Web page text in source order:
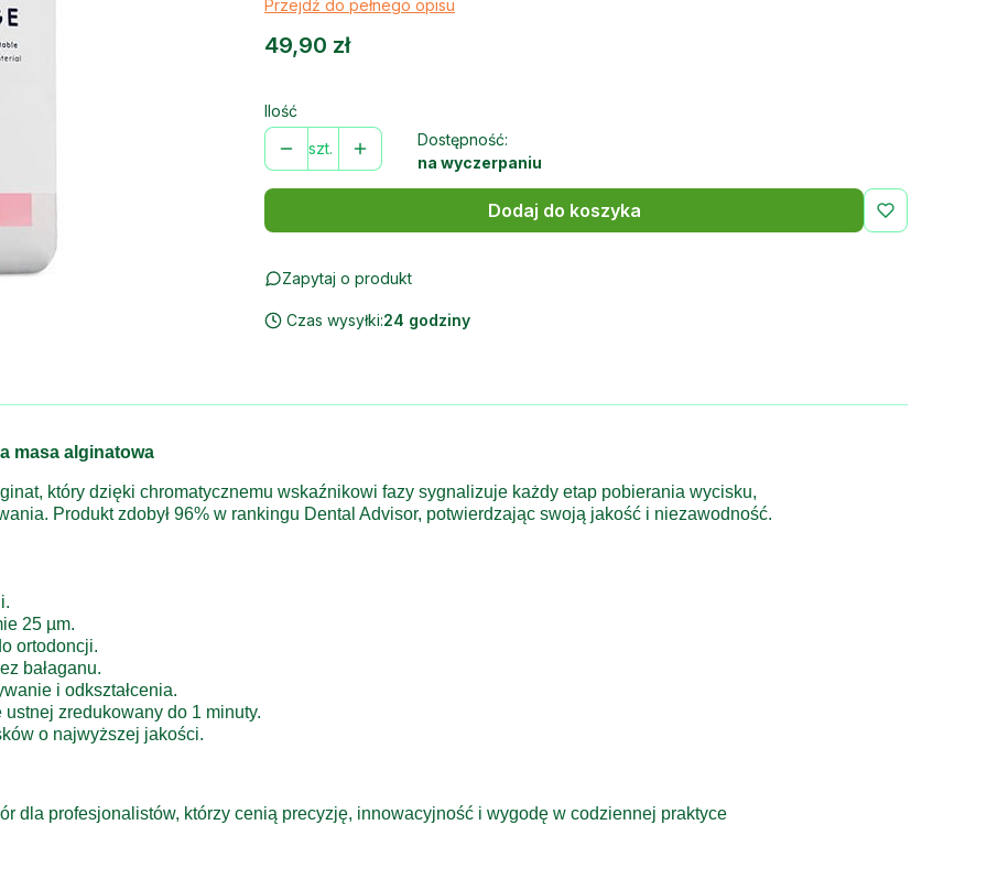
Przejdź do pełnego opisu
Cena
49,90 zł
Ilość
szt.
Dostępność:
na wyczerpaniu
Dodaj do koszyka
Zapytaj o produkt
Czas wysyłki:24 godziny
masa alginatowa
który dzięki chromatycznemu wskaźnikowi fazy sygnalizuje każdy etap pobierania wycisku,
Produkt zdobył 96% w rankingu Dental Advisor, potwierdzając swoją jakość i niezawodność.
25 µm.
ortodoncji.
bałaganu.
i odkształcenia.
ustnej zredukowany do 1 minuty.
o najwyższej jakości.
dla profesjonalistów, którzy cenią precyzję, innowacyjność i wygodę w codziennej praktyce